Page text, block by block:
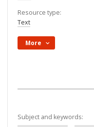
Resource type:
Text
More
Subject and keywords: